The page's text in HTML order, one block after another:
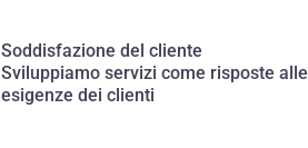
Soddisfazione del cliente
Sviluppiamo servizi come risposte alle
esigenze dei clienti